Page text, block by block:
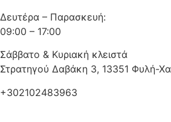
Δευτέρα – Παρασκευή:
09:00 – 17:00
Σάββατο & Κυριακή κλειστά
Στρατηγού Δαβάκη 3, 13351 Φυλή-
+302102483963